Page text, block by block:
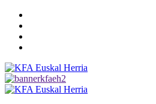
Saltar
contenido
Menú